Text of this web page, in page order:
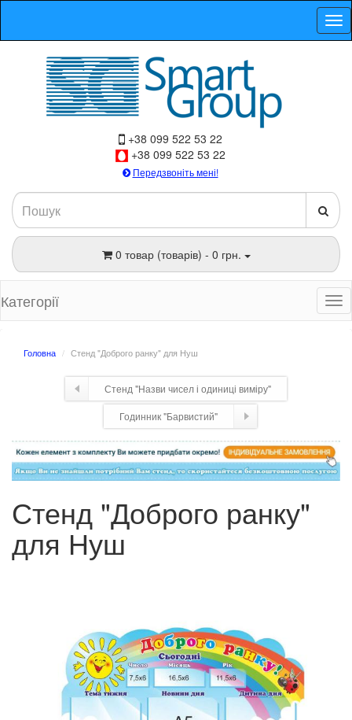
+38 099 522 53 22
+38 099 522 53 22
Передзвоніть мені!
0 товар (товарів) - 0 грн.
Категорії
Головна Стенд "Доброго ранку" для Нуш
Стенд "Назви чисел і одиниці виміру"
Годинник "Барвистий"
Стенд "Доброго ранку"
для Нуш